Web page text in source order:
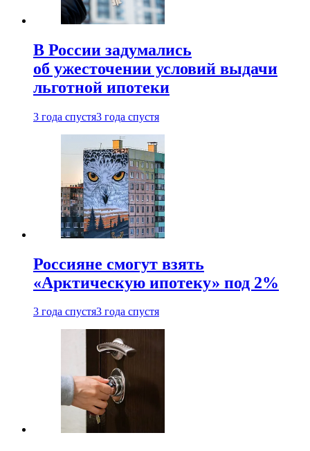
В России задумались
об ужесточении условий выдачи
льготной ипотеки
3 года спустя3 года спустя
Россияне смогут взять
«Арктическую ипотеку» под 2%
3 года спустя3 года спустя